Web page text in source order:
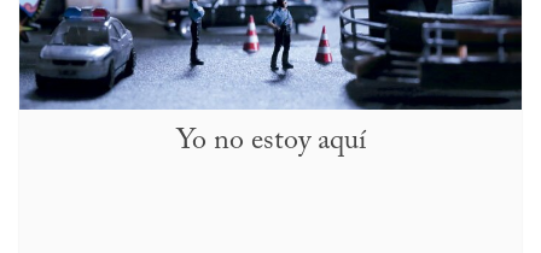
Yo no estoy aquí